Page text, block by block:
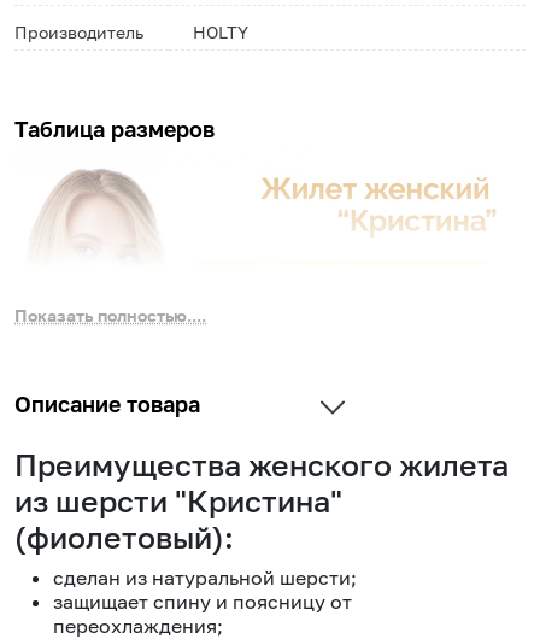
Производитель HOLTY
Таблица размеров
Показать полностью....
Описание товара
Преимущества женского жилета
из шерсти "Кристина"
(фиолетовый):
сделан из натуральной шерсти;
защищает спину и поясницу от
переохлаждения;